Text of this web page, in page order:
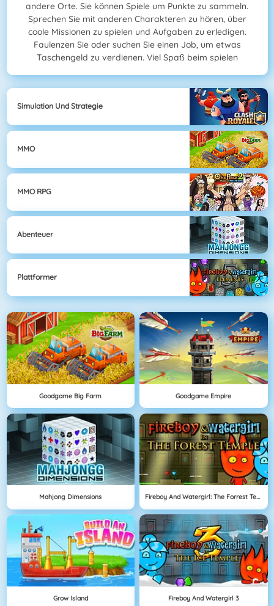
andere Orte. Sie können Spiele um Punkte zu sammeln.
Sprechen Sie mit anderen Charakteren zu hören, über
coole Missionen zu spielen und Aufgaben zu erledigen.
Faulenzen Sie oder suchen Sie einen Job, um etwas
Taschengeld zu verdienen. Viel Spaß beim spielen
Simulation Und Strategie
MMO
MMO RPG
Abenteuer
Plattformer
Goodgame Big Farm Goodgame Empire
Mahjong Dimensions Fireboy And Watergirl: The Forrest Temple
Grow Island Fireboy And Watergirl 3